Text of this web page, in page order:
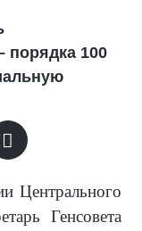
порядка 100
Центрального
Генсовета